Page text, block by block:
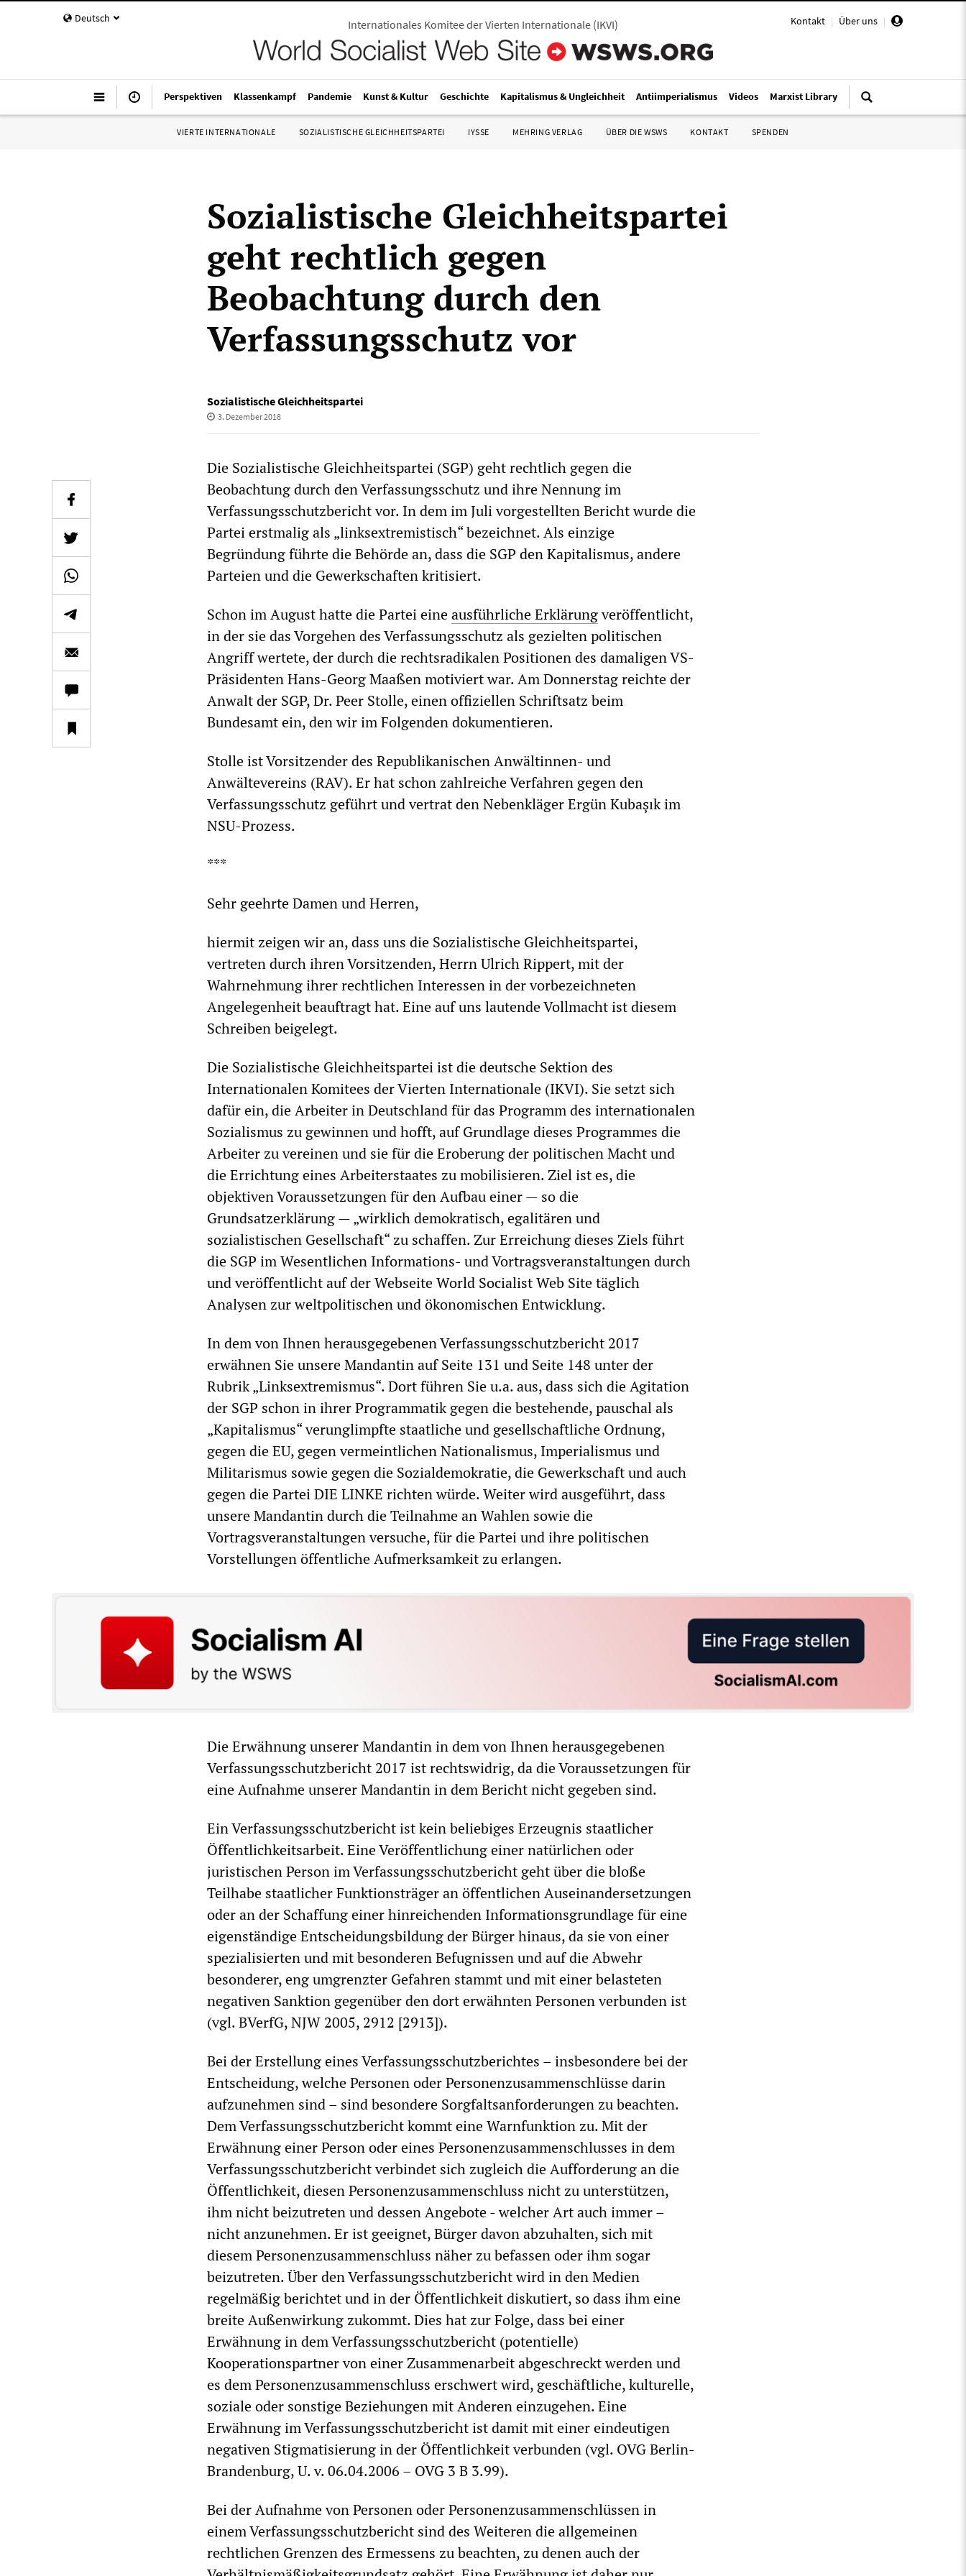
Deutsch Kontakt | Über uns |
Internationales Komitee der Vierten Internationale (IKVI)
Perspektiven Klassenkampf Pandemie Kunst & Kultur Geschichte Kapitalismus & Ungleichheit Antiimperialismus Videos Marxist Library
VIERTE INTERNATIONALE SOZIALISTISCHE GLEICHHEITSPARTEI IYSSE MEHRING VERLAG ÜBER DIE WSWS KONTAKT SPENDEN
Sozialistische Gleichheitspartei
geht rechtlich gegen
Beobachtung durch den
Verfassungsschutz vor
Sozialistische Gleichheitspartei
3. Dezember 2018
Die Sozialistische Gleichheitspartei (SGP) geht rechtlich gegen die
Beobachtung durch den Verfassungsschutz und ihre Nennung im
Verfassungsschutzbericht vor. In dem im Juli vorgestellten Bericht wurde die
Partei erstmalig als „linksextremistisch“ bezeichnet. Als einzige
Begründung führte die Behörde an, dass die SGP den Kapitalismus, andere
Parteien und die Gewerkschaften kritisiert.
Schon im August hatte die Partei eineausführliche Erklärungveröffentlicht,
in der sie das Vorgehen des Verfassungsschutz als gezielten politischen
Angriff wertete, der durch die rechtsradikalen Positionen des damaligen VS-
Präsidenten Hans-Georg Maaßen motiviert war. Am Donnerstag reichte der
Anwalt der SGP, Dr. Peer Stolle, einen offiziellen Schriftsatz beim
Bundesamt ein, den wir im Folgenden dokumentieren.
Stolle ist Vorsitzender des Republikanischen Anwältinnen- und
Anwältevereins (RAV). Er hat schon zahlreiche Verfahren gegen den
Verfassungsschutz geführt und vertrat den Nebenkläger Ergün Kubaşık im
NSU-Prozess.
***
Sehr geehrte Damen und Herren,
hiermit zeigen wir an, dass uns die Sozialistische Gleichheitspartei,
vertreten durch ihren Vorsitzenden, Herrn Ulrich Rippert, mit der
Wahrnehmung ihrer rechtlichen Interessen in der vorbezeichneten
Angelegenheit beauftragt hat. Eine auf uns lautende Vollmacht ist diesem
Schreiben beigelegt.
Die Sozialistische Gleichheitspartei ist die deutsche Sektion des
Internationalen Komitees der Vierten Internationale (IKVI). Sie setzt sich
dafür ein, die Arbeiter in Deutschland für das Programm des internationalen
Sozialismus zu gewinnen und hofft, auf Grundlage dieses Programmes die
Arbeiter zu vereinen und sie für die Eroberung der politischen Macht und
die Errichtung eines Arbeiterstaates zu mobilisieren. Ziel ist es, die
objektiven Voraussetzungen für den Aufbau einer — so die
Grundsatzerklärung — „wirklich demokratisch, egalitären und
sozialistischen Gesellschaft“ zu schaffen. Zur Erreichung dieses Ziels führt
die SGP im Wesentlichen Informations- und Vortragsveranstaltungen durch
und veröffentlicht auf der Webseite World Socialist Web Site täglich
Analysen zur weltpolitischen und ökonomischen Entwicklung.
In dem von Ihnen herausgegebenen Verfassungsschutzbericht 2017
erwähnen Sie unsere Mandantin auf Seite 131 und Seite 148 unter der
Rubrik „Linksextremismus“. Dort führen Sie u.a. aus, dass sich die Agitation
der SGP schon in ihrer Programmatik gegen die bestehende, pauschal als
„Kapitalismus“ verunglimpfte staatliche und gesellschaftliche Ordnung,
gegen die EU, gegen vermeintlichen Nationalismus, Imperialismus und
Militarismus sowie gegen die Sozialdemokratie, die Gewerkschaft und auch
gegen die Partei DIE LINKE richten würde. Weiter wird ausgeführt, dass
unsere Mandantin durch die Teilnahme an Wahlen sowie die
Vortragsveranstaltungen versuche, für die Partei und ihre politischen
Vorstellungen öffentliche Aufmerksamkeit zu erlangen.
Die Erwähnung unserer Mandantin in dem von Ihnen herausgegebenen
Verfassungsschutzbericht 2017 ist rechtswidrig, da die Voraussetzungen für
eine Aufnahme unserer Mandantin in dem Bericht nicht gegeben sind.
Ein Verfassungsschutzbericht ist kein beliebiges Erzeugnis staatlicher
Öffentlichkeitsarbeit. Eine Veröffentlichung einer natürlichen oder
juristischen Person im Verfassungsschutzbericht geht über die bloße
Teilhabe staatlicher Funktionsträger an öffentlichen Auseinandersetzungen
oder an der Schaffung einer hinreichenden Informationsgrundlage für eine
eigenständige Entscheidungsbildung der Bürger hinaus, da sie von einer
spezialisierten und mit besonderen Befugnissen und auf die Abwehr
besonderer, eng umgrenzter Gefahren stammt und mit einer belasteten
negativen Sanktion gegenüber den dort erwähnten Personen verbunden ist
(vgl. BVerfG, NJW 2005, 2912 [2913]).
Bei der Erstellung eines Verfassungsschutzberichtes – insbesondere bei der
Entscheidung, welche Personen oder Personenzusammenschlüsse darin
aufzunehmen sind – sind besondere Sorgfaltsanforderungen zu beachten.
Dem Verfassungsschutzbericht kommt eine Warnfunktion zu. Mit der
Erwähnung einer Person oder eines Personenzusammenschlusses in dem
Verfassungsschutzbericht verbindet sich zugleich die Aufforderung an die
Öffentlichkeit, diesen Personenzusammenschluss nicht zu unterstützen,
ihm nicht beizutreten und dessen Angebote - welcher Art auch immer –
nicht anzunehmen. Er ist geeignet, Bürger davon abzuhalten, sich mit
diesem Personenzusammenschluss näher zu befassen oder ihm sogar
beizutreten. Über den Verfassungsschutzbericht wird in den Medien
regelmäßig berichtet und in der Öffentlichkeit diskutiert, so dass ihm eine
breite Außenwirkung zukommt. Dies hat zur Folge, dass bei einer
Erwähnung in dem Verfassungsschutzbericht (potentielle)
Kooperationspartner von einer Zusammenarbeit abgeschreckt werden und
es dem Personenzusammenschluss erschwert wird, geschäftliche, kulturelle,
soziale oder sonstige Beziehungen mit Anderen einzugehen. Eine
Erwähnung im Verfassungsschutzbericht ist damit mit einer eindeutigen
negativen Stigmatisierung in der Öffentlichkeit verbunden (vgl. OVG Berlin-
Brandenburg, U. v. 06.04.2006 – OVG 3 B 3.99).
Bei der Aufnahme von Personen oder Personenzusammenschlüssen in
einem Verfassungsschutzbericht sind des Weiteren die allgemeinen
rechtlichen Grenzen des Ermessens zu beachten, zu denen auch der